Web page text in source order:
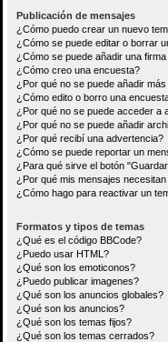
Publicación de mensajes
¿Cómo puedo crear un nuevo
¿Cómo se puede editar o borrar
¿Cómo se puede añadir una
¿Cómo creo una encuesta?
¿Por qué no se puede añadir
¿Cómo edito o borro una
¿Por qué no se puede acceder a
¿Por qué no se puede añadir
¿Por qué recibí una advertencia?
¿Cómo se puede reportar un
¿Para qué sirve el botón
¿Por qué mis mensajes
¿Cómo hago para reactivar un
Formatos y tipos de temas
¿Qué es el código BBCode?
¿Puedo usar HTML?
¿Qué son los emoticonos?
¿Puedo publicar imagenes?
¿Qué son los anuncios globales?
¿Qué son los anuncios?
¿Qué son los temas fijos?
¿Qué son los temas cerrados?